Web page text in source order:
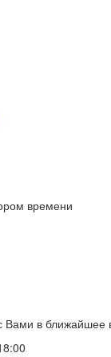
времени
Вами в ближайшее